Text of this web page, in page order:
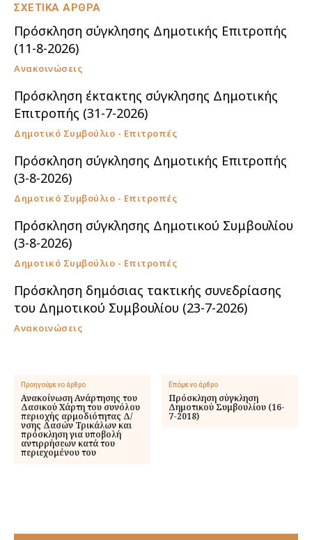
ΣΧΕΤΙΚΑ ΑΡΘΡΑ
Πρόσκληση σύγκλησης Δημοτικής Επιτροπής
(11-8-2026)
Ανακοινώσεις
Πρόσκληση έκτακτης σύγκλησης Δημοτικής
Επιτροπής (31-7-2026)
Δημοτικό Συμβούλιο - Επιτροπές
Πρόσκληση σύγκλησης Δημοτικής Επιτροπής
(3-8-2026)
Δημοτικό Συμβούλιο - Επιτροπές
Πρόσκληση σύγκλησης Δημοτικού Συμβουλίου
(3-8-2026)
Δημοτικό Συμβούλιο - Επιτροπές
Πρόσκληση δημόσιας τακτικής συνεδρίασης
του Δημοτικού Συμβουλίου (23-7-2026)
Ανακοινώσεις
Προηγούμενο άρθρο
Ανακοίνωση Ανάρτησης του
Δασικού Χάρτη του συνόλου
περιοχής αρμοδιότητας Δ/
νσης Δασών Τρικάλων και
πρόσκληση για υποβολή
αντιρρήσεων κατά του
περιεχομένου του
Επόμενο άρθρο
Πρόσκληση σύγκληση
Δημοτικού Συμβουλίου (16-
7-2018)